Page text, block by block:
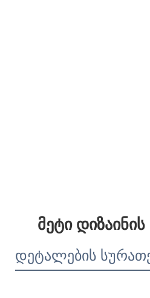
მეტი
დეტალების